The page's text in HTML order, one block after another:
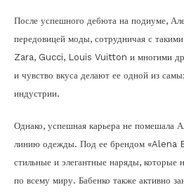
После успешного дебюта на подиуме,
передовицей моды, сотрудничая с
Zara, Gucci, Louis Vuitton и многими
и чувство вкуса делают ее одной из
индустрии.
Однако, успешная карьера не помешала
линию одежды. Под ее брендом «Alena
стильные и элегантные наряды, которые
по всему миру. Бабенко также активно